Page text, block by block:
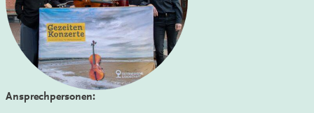
Ansprechpersonen: